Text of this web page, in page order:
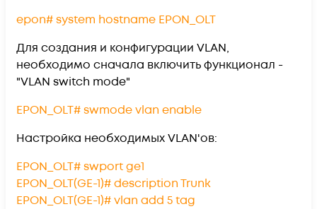
epon# system hostname EPON_OLT
Для создания и конфигурации VLAN,
необходимо сначала включить функционал -
"VLAN switch mode"
EPON_OLT# swmode vlan enable
Настройка необходимых VLAN'ов:
EPON_OLT# swport ge1
EPON_OLT(GE-1)# description Trunk
EPON_OLT(GE-1)# vlan add 5 tag